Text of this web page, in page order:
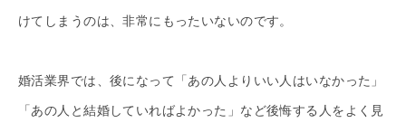
けてしまうのは、非常にもったいないのです。
婚活業界では、後になって「あの人よりいい人はいなかった」
「あの人と結婚していればよかった」など後悔する人をよく見